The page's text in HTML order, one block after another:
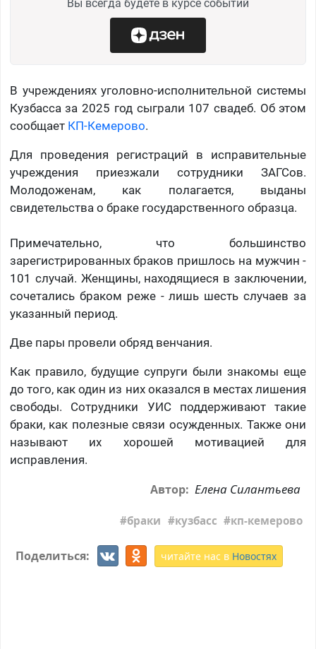
Вы всегда будете в курсе событий
В учреждениях уголовно-исполнительной системы
Кузбасса за 2025 год сыграли 107 свадеб. Об этом
сообщает КП-Кемерово.
Для проведения регистраций в исправительные
учреждения приезжали сотрудники ЗАГСов.
Молодоженам, как полагается, выданы
свидетельства о браке государственного образца.
Примечательно, что большинство
зарегистрированных браков пришлось на мужчин -
101 случай. Женщины, находящиеся в заключении,
сочетались браком реже - лишь шесть случаев за
указанный период.
Две пары провели обряд венчания.
Как правило, будущие супруги были знакомы еще
до того, как один из них оказался в местах лишения
свободы. Сотрудники УИС поддерживают такие
браки, как полезные связи осужденных. Также они
называют их хорошей мотивацией для
исправления.
Автор: Елена Силантьева
браки кузбасс кп-кемерово
Поделиться: читайте нас в Новостях